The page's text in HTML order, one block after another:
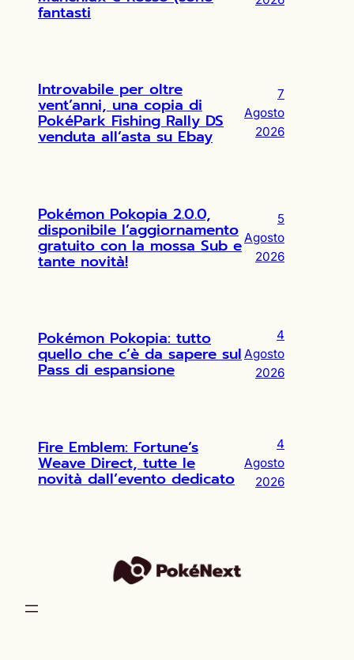
fantasti
Introvabile per oltre
vent’anni, una copia di
PokéPark Fishing Rally DS
venduta all’asta su Ebay
7
Agosto
2026
Pokémon Pokopia 2.0.0,
disponibile l’aggiornamento
gratuito con la mossa Sub e
tante novità!
5
Agosto
2026
Pokémon Pokopia: tutto
quello che c’è da sapere sul
Pass di espansione
4
Agosto
2026
Fire Emblem: Fortune’s
Weave Direct, tutte le
novità dall’evento dedicato
4
Agosto
2026